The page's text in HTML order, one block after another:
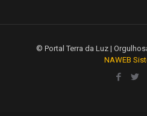
© Portal Terra da Luz |
NAWEB